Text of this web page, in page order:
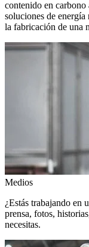
contenido en
soluciones de energía
la fabricación de una
Medios
¿Estás trabajando en
prensa, fotos,
necesitas.